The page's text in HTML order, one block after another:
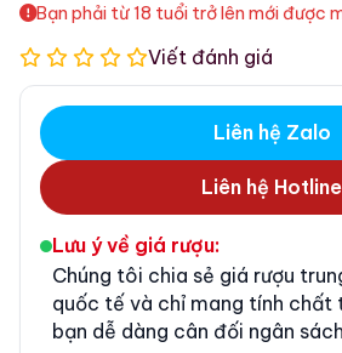
Bạn phải từ 18 tuổi trở lên mới được
Viết đánh giá
Liên hệ Zalo
Liên hệ Hotline
Lưu ý về giá rượu:
Chúng tôi chia sẻ giá rượu
quốc tế và chỉ mang tính chất
bạn dễ dàng cân đối ngân